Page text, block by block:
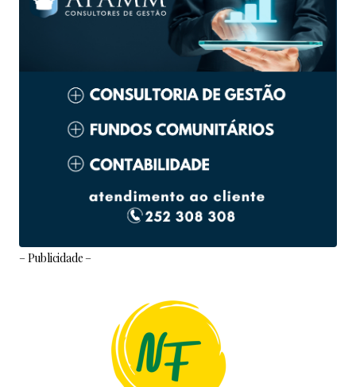
– Publicidade –